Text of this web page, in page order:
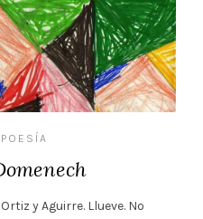
y Aguirre. Llueve. No